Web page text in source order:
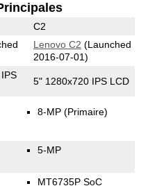
C2
Lenovo C2 (Launched
2016-07-01)
5" 1280x720 IPS LCD
8-MP (Primaire)
5-MP
MT6735P SoC